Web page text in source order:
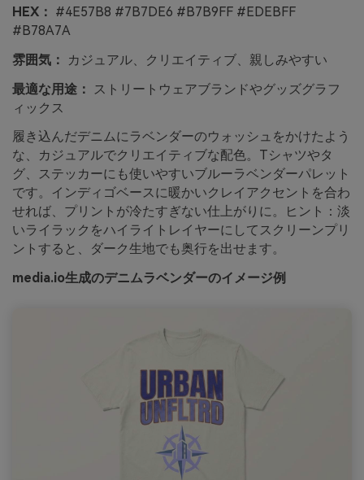
HEX： #4E57B8 #7B7DE6 #B7B9FF #EDEBFF
#B78A7A
雰囲気：
カジュアル、クリエイティブ、親しみやすい
最適な用途：
ストリートウェアブランドやグッズグラフ
ィックス
履き込んだデニムにラベンダーのウォッシュをかけたよう
な、カジュアルでクリエイティブな配色。Tシャツやタ
グ、ステッカーにも使いやすいブルーラベンダーパレット
です。インディゴベースに暖かいクレイアクセントを合わ
せれば、プリントが冷たすぎない仕上がりに。ヒント：淡
いライラックをハイライトレイヤーにしてスクリーンプリ
ントすると、ダーク生地でも奥行を出せます。
media.io生成のデニムラベンダーのイメージ例